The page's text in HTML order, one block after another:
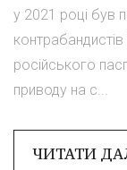
у 2021 році був
російського
приводу на с...
ЧИТАТИ